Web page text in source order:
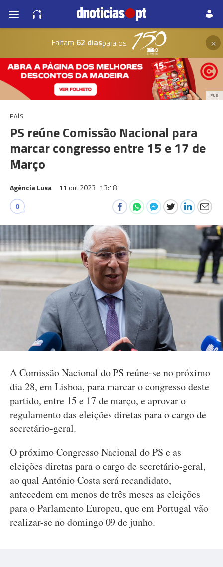
Faltam 62 diaspara os ×
PUB
PAÍS
PS reúne Comissão Nacional para
marcar congresso entre 15 e 17 de
Março
Agência Lusa 11 out 2023 13:18
0
A Comissão Nacional do PS reúne-se no próximo
dia 28, em Lisboa, para marcar o congresso deste
partido, entre 15 e 17 de março, e aprovar o
regulamento das eleições diretas para o cargo de
secretário-geral.
O próximo Congresso Nacional do PS e as
eleições diretas para o cargo de secretário-geral,
ao qual António Costa será recandidato,
antecedem em menos de três meses as eleições
para o Parlamento Europeu, que em Portugal vão
realizar-se no domingo 09 de junho.